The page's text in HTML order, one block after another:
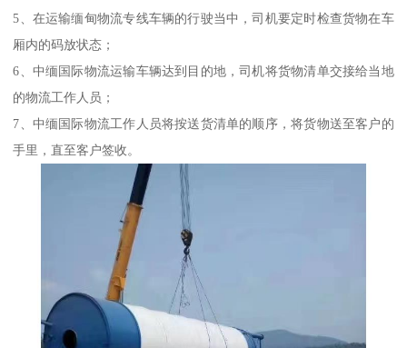
5、在运输缅甸物流专线车辆的行驶当中，司机要定时检查货物在车
厢内的码放状态；
6、中缅国际物流运输车辆达到目的地，司机将货物清单交接给当地
的物流工作人员；
7、中缅国际物流工作人员将按送货清单的顺序，将货物送至客户的
手里，直至客户签收。